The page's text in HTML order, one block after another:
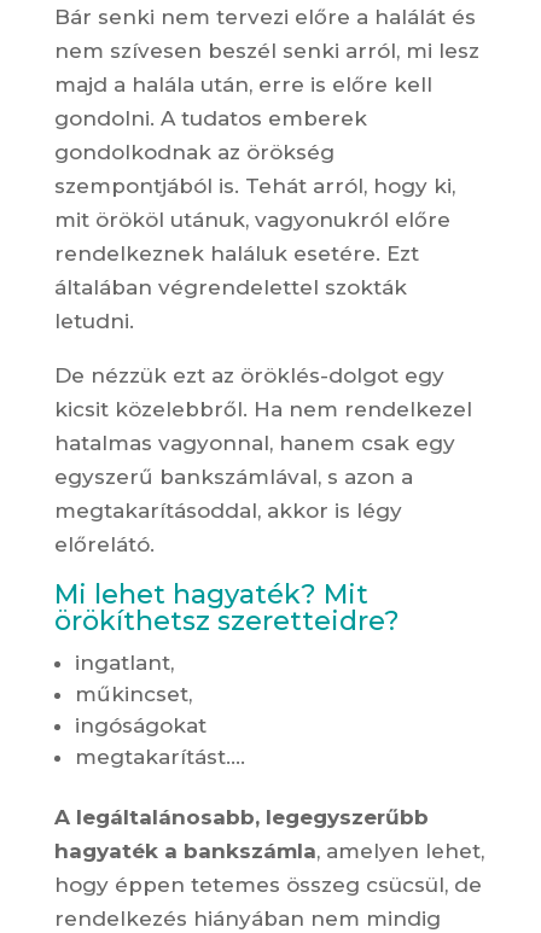
Bár senki nem tervezi előre a halálát és
nem szívesen beszél senki arról, mi lesz
majd a halála után, erre is előre kell
gondolni. A tudatos emberek
gondolkodnak az örökség
szempontjából is. Tehát arról, hogy ki,
mit örököl utánuk, vagyonukról előre
rendelkeznek haláluk esetére. Ezt
általában végrendelettel szokták
letudni.
De nézzük ezt az öröklés-dolgot egy
kicsit közelebbről. Ha nem rendelkezel
hatalmas vagyonnal, hanem csak egy
egyszerű bankszámlával, s azon a
megtakarításoddal, akkor is légy
előrelátó.
Mi lehet hagyaték? Mit
örökíthetsz szeretteidre?
ingatlant,
műkincset,
ingóságokat
megtakarítást….
A legáltalánosabb, legegyszerűbb
hagyaték a bankszámla, amelyen lehet,
hogy éppen tetemes összeg csücsül, de
rendelkezés hiányában nem mindig